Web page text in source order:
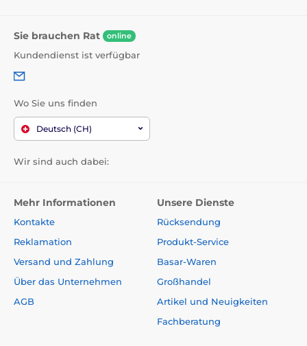
Sie brauchen Rat online
Kundendienst ist verfügbar
Wo Sie uns finden
Deutsch (CH)
Wir sind auch dabei:
Mehr Informationen
Kontakte
Reklamation
Versand und Zahlung
Über das Unternehmen
AGB
Unsere Dienste
Rücksendung
Produkt-Service
Basar-Waren
Großhandel
Artikel und Neuigkeiten
Fachberatung